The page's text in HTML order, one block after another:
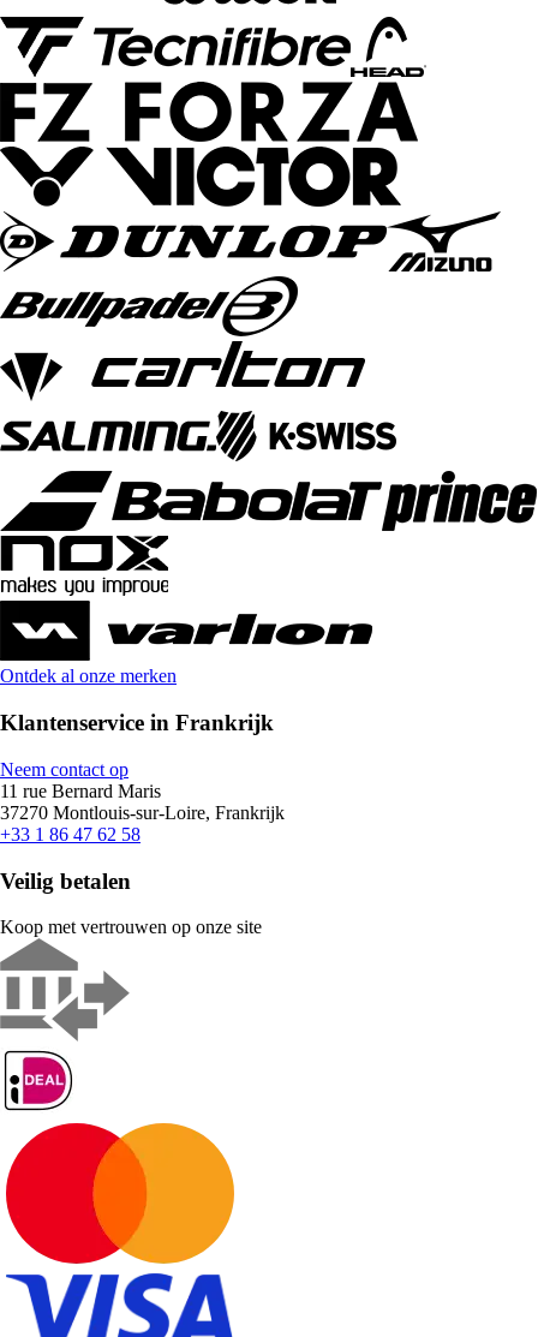
Ontdek al onze merken
Klantenservice in Frankrijk
Neem contact op
11 rue Bernard Maris
37270 Montlouis-sur-Loire, Frankrijk
+33 1 86 47 62 58
Veilig betalen
Koop met vertrouwen op onze site